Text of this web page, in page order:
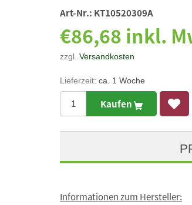
Art-Nr.: KT10520309A
€86,68 inkl.
zzgl. Versandkosten
Lieferzeit: ca. 1 Woche
Kaufen
Informationen zum Hersteller: